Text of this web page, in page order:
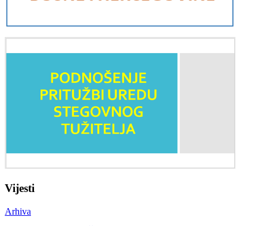
Vijesti
Arhiva